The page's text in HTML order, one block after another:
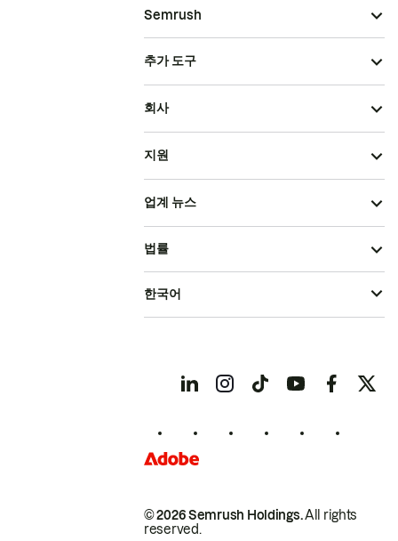
Semrush
추가 도구
회사
지원
업계 뉴스
© 2026 Semrush Holdings.All rights
reserved.
법률
한국어